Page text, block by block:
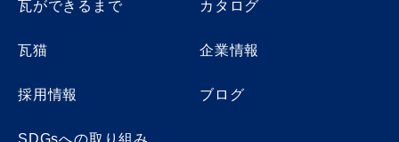
瓦ができるまで カタログ
瓦猫 企業情報
採用情報 ブログ
SDGsへの取り組み